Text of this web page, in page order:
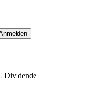
Dividende